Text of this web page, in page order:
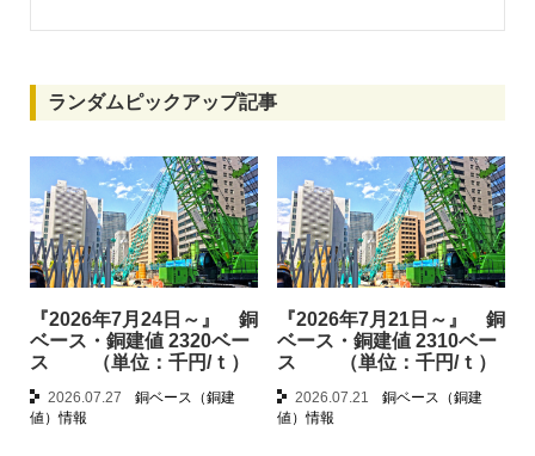
ランダムピックアップ記事
『2026年7月24日～』 銅
ベース・銅建値 2320ベー
ス （単位：千円/ｔ）
2026.07.27
銅ベース（銅建
値）情報
『2026年7月21日～』 銅
ベース・銅建値 2310ベー
ス （単位：千円/ｔ）
2026.07.21
銅ベース（銅建
値）情報